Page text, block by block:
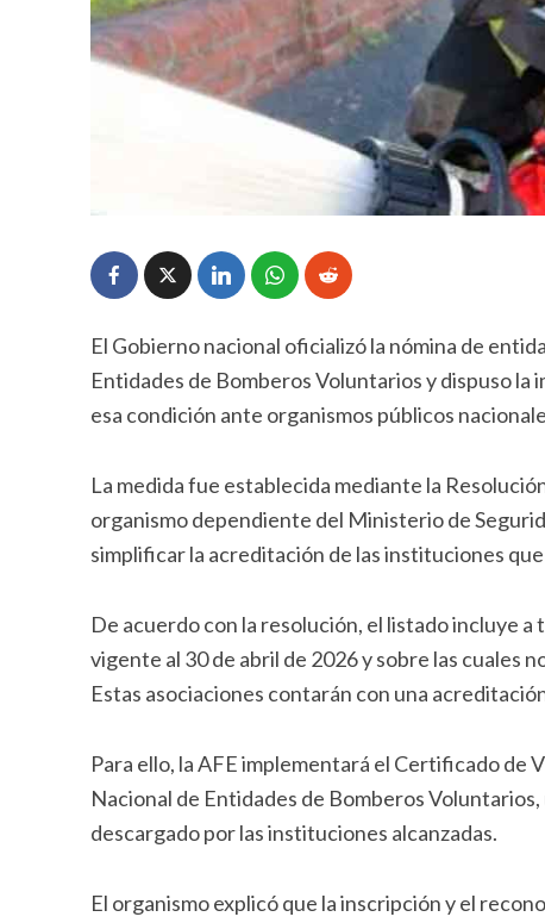
El Gobierno nacional oficializó la nómina de
Entidades de Bomberos Voluntarios y dispuso
esa condición ante organismos públicos
La medida fue establecida mediante la
organismo dependiente del Ministerio de
simplificar la acreditación de las instituciones
De acuerdo con la resolución, el listado incluye
vigente al 30 de abril de 2026 y sobre las cuales
Estas asociaciones contarán con una
Para ello, la AFE implementará el Certificado
Nacional de Entidades de Bomberos
descargado por las instituciones alcanzadas.
El organismo explicó que la inscripción y el